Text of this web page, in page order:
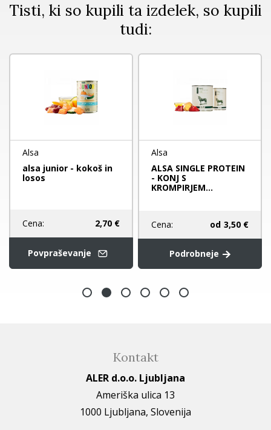
Tisti, ki so kupili ta izdelek, so kupili
tudi:
Alsa
alsa junior - kokoš in
losos
Cena: 2,70 €
Povpraševanje
Alsa
ALSA SINGLE PROTEIN
- KONJ S
KROMPIRJEM...
Cena: od 3,50 €
Podrobneje
Kontakt
ALER d.o.o. Ljubljana
Ameriška ulica 13
1000 Ljubljana, Slovenija